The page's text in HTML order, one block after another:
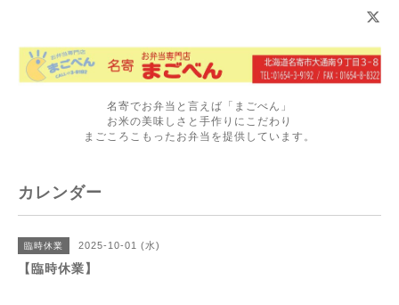
名寄でお弁当と言えば「まごべん」
お米の美味しさと手作りにこだわり
まごころこもったお弁当を提供しています。
カレンダー
臨時休業 2025-10-01 (水)
【臨時休業】